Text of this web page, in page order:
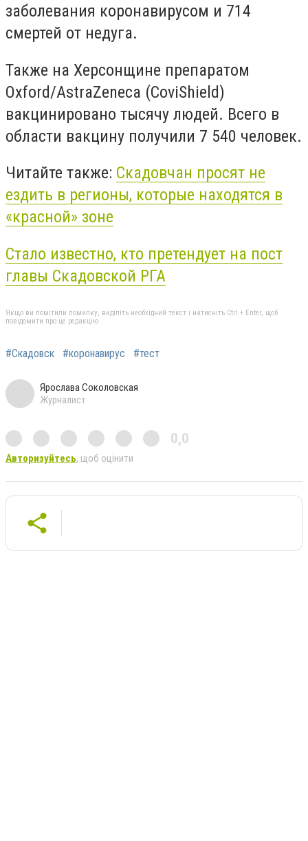
заболевания коронавирусом и 714
смертей от недуга.
Также на Херсонщине препаратом
Oxford/AstraZeneca (CoviShield)
вакцинировано тысячу людей. Всего в
области вакцину получили 7 540 человек.
Читайте также: Скадовчан просят не
ездить в регионы, которые находятся в
«красной» зоне
Стало известно, кто претендует на пост
главы Скадовской РГА
Якщо ви помітили помилку, виділіть необхідний текст і натисніть Ctrl + Enter, щоб
повідомити про це редакцію
#Скадовск #коронавирус #тест
Ярослава Соколовская
Журналист
0,0
Авторизуйтесь, щоб оцінити